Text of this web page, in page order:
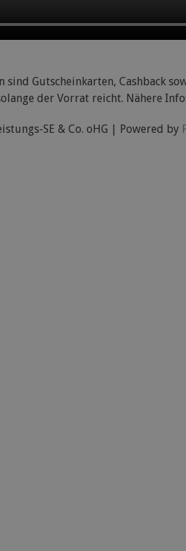
sind Gutscheinkarten, Cashback
der Vorrat reicht. Nähere
SE & Co. oHG | Powered by